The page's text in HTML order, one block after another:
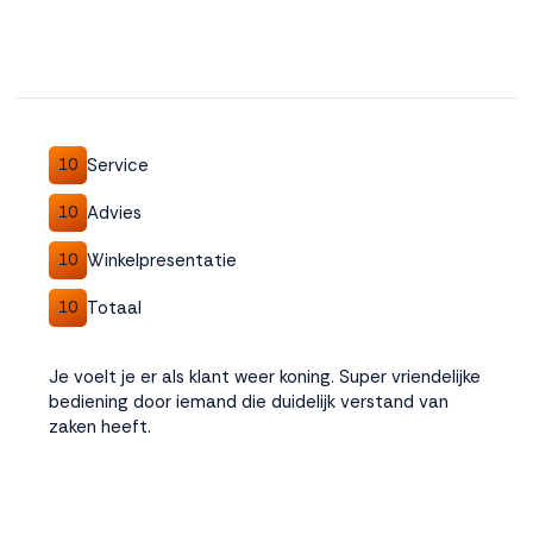
10 Service
10 Advies
10 Winkelpresentatie
10 Totaal
Je voelt je er als klant weer koning. Super vriendelijke
bediening door iemand die duidelijk verstand van
zaken heeft.